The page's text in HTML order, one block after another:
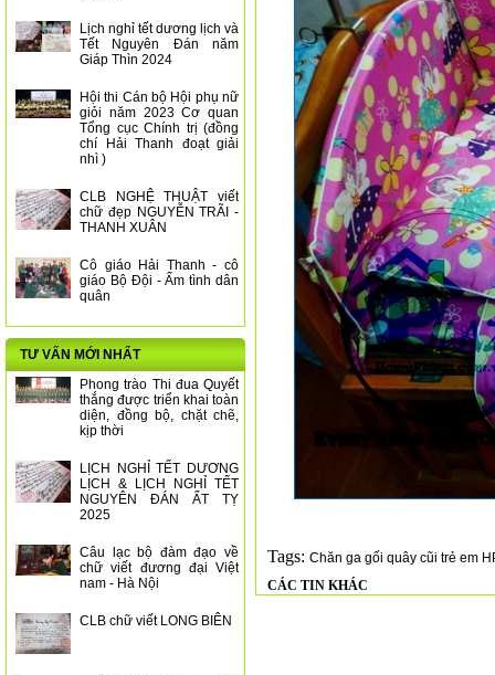
Lịch nghỉ tết dương lịch và
Tết Nguyên Đán năm
Giáp Thìn 2024
Hội thi Cán bộ Hội phụ nữ
giỏi năm 2023 Cơ quan
Tổng cục Chính trị (đồng
chí Hải Thanh đoạt giải
nhì )
CLB NGHỆ THUẬT viết
chữ đẹp NGUYỄN TRÃI -
THANH XUÂN
Cô giáo Hải Thanh - cô
giáo Bộ Đội - Ấm tình dân
quân
TƯ VẤN MỚI NHẤT
Phong trào Thi đua Quyết
thắng được triển khai toàn
diện, đồng bộ, chặt chẽ,
kịp thời
LỊCH NGHỈ TẾT DƯƠNG
LỊCH & LỊCH NGHỈ TẾT
NGUYÊN ĐÁN ẤT TỴ
2025
Câu lạc bộ đàm đạo về
chữ viết đương đại Việt
nam - Hà Nội
CLB chữ viết LONG BIÊN
Tags: Chăn ga gối quây cũi trẻ em
CÁC TIN KHÁC